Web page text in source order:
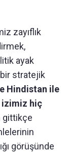
zayıflık
ayak
stratejik
Hindistan ile
izimiz hiç
gittikçe
görüşünde